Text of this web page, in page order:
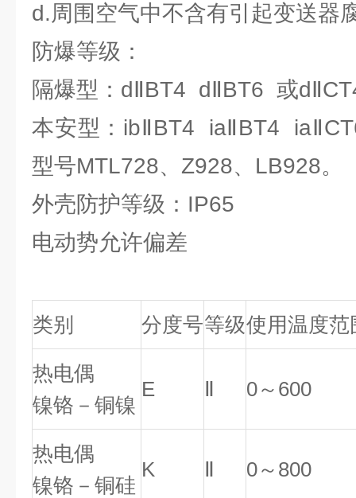
d.周围空气中不含有引起变送器
防爆等级：
隔爆型：dⅡBT4 dⅡBT6 或
本安型：ibⅡBT4 iaⅡBT4
型号MTL728、Z928、LB928。
外壳防护等级：IP65
电动势允许偏差
类别 分度号等级使用温度
热电偶
镍铬－铜镍
E Ⅱ 0～600
热电偶
镍铬－铜硅
K Ⅱ 0～800